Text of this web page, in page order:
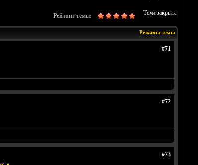
Тема закрыта
Рейтинг темы:
Режимы темы
#71
#72
#73